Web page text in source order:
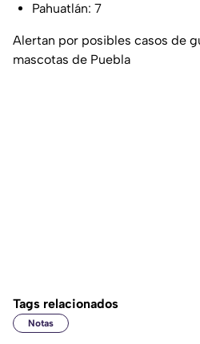
Pahuatlán: 7
Alertan por posibles casos de
mascotas de Puebla
Tags relacionados
Notas